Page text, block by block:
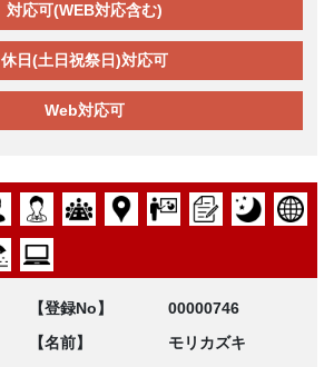
対応可(WEB対応含む)
休日(土日祝祭日)対応可
Web対応可
【登録No】
00000746
【名前】
モリカズキ